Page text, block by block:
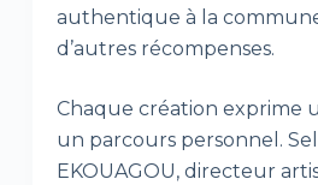
authentique à la
d’autres récompenses.
Chaque création exprime
un parcours personnel.
EKOUAGOU, directeur